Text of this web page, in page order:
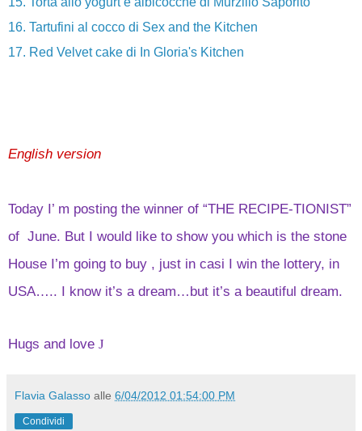
16. Tartufini al cocco di Sex and the Kitchen
17. Red Velvet cake di In Gloria's Kitchen
English version
Today I’ m posting the winner of “THE RECIPE-TIONIST”
of June. But I would like to show you which is the stone
House I’m going to buy , just in casi I win the lottery, in
USA….. I know it’s a dream…but it’s a beautiful dream.
Hugs and love J
Flavia Galasso alle 6/04/2012 01:54:00 PM
Condividi